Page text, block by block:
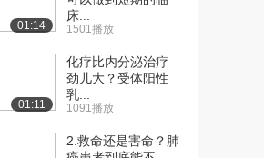
01:14
床...
1501播放
01:11
化疗比内分泌治疗
劲儿大？受体阳性
乳...
1091播放
2.救命还是害命？肺